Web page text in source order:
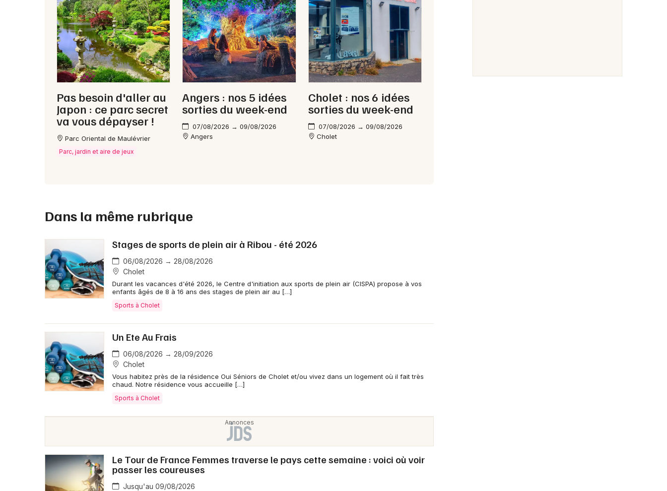
Pas besoin d'aller au
Japon : ce parc secret
va vous dépayser !
Parc Oriental de Maulévrier
Parc, jardin et aire de jeux
Angers : nos 5 idées
sorties du week-end
07/08/2026 → 09/08/2026
Angers
Cholet : nos 6 idées
sorties du week-end
07/08/2026 → 09/08/2026
Cholet
Dans la même rubrique
Stages de sports de plein air à Ribou - été 2026
06/08/2026 → 28/08/2026
Cholet
Durant les vacances d'été 2026, le Centre d'initiation aux sports de plein air (CISPA) propose à vos
enfants âgés de 8 à 16 ans des stages de plein air au […]
Sports à Cholet
Un Ete Au Frais
06/08/2026 → 28/09/2026
Cholet
Vous habitez près de la résidence Oui Séniors de Cholet et/ou vivez dans un logement où il fait très
chaud. Notre résidence vous accueille […]
Sports à Cholet
Le Tour de France Femmes traverse le pays cette semaine : voici où voir
passer les coureuses
Jusqu'au 09/08/2026